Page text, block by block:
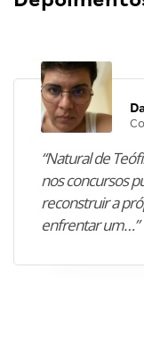
“Natural de
nos concursos
reconstruir a
enfrentar um…”